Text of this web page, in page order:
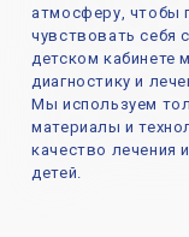
атмосферу, чтобы
чувствовать себя
детском
диагностику и
Мы используем
материалы и
качество лечения
детей.